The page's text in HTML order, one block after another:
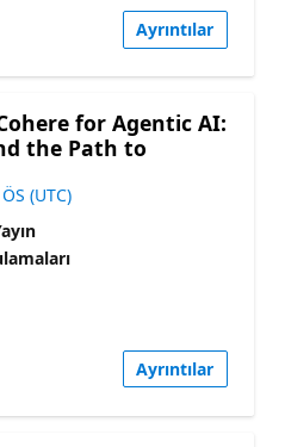
Ayrıntılar
for Agentic AI:
the Path to
(UTC)
Ayrıntılar